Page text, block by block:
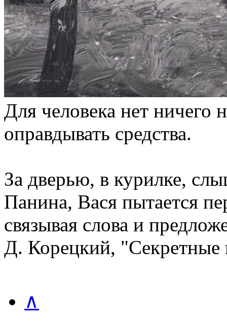
Для человека нет ничего
оправдывать средства.
За дверью, в курилке,
Панина, Вася пытается
связывая слова и
Д. Корецкий, "Секретные
∧